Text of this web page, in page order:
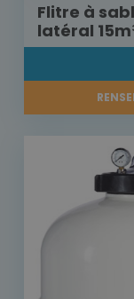
Flitre à
latéral